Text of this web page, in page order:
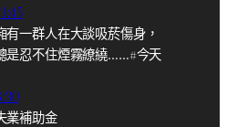
一群人在大談吸菸傷身，
是忍不住煙霧繚繞……#今天
業補助金